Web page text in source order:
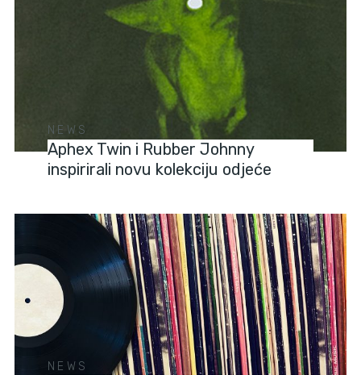
NEWS
Aphex Twin i Rubber Johnny
inspirirali novu kolekciju odjeće
NEWS